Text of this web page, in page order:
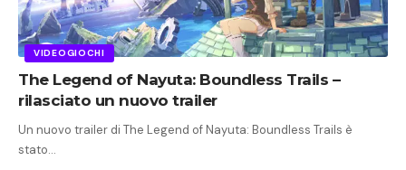
VIDEOGIOCHI
The Legend of Nayuta: Boundless Trails –
rilasciato un nuovo trailer
Un nuovo trailer di The Legend of Nayuta: Boundless Trails è
stato…